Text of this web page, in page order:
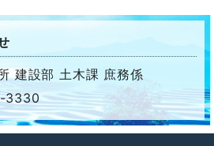
建設部 土木課 庶務係
3330